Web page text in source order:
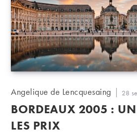
Auteur/autrice
la
publication :
Angelique de Lencquesaing 28
BORDEAUX 2005 :
LES PRIX